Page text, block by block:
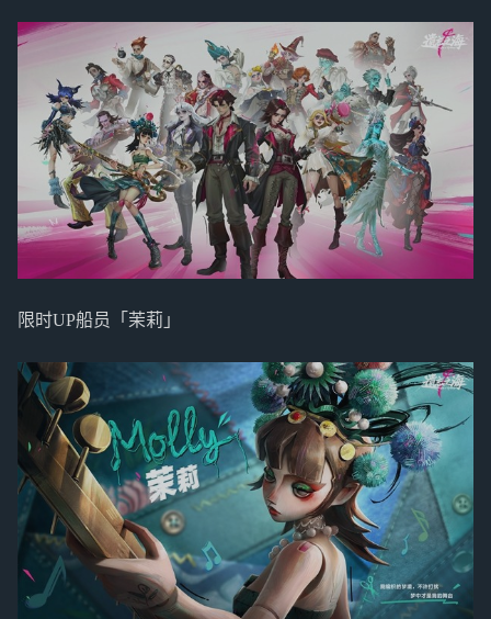
限时UP船员「茉莉」